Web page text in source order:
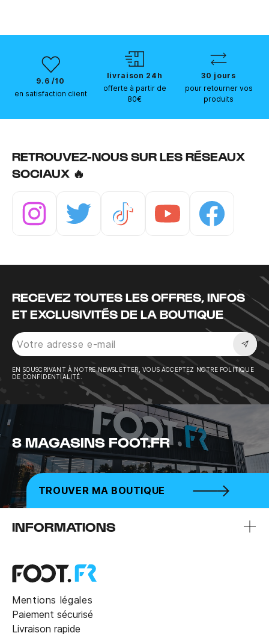
9.6 /10
en satisfaction client
livraison 24h
offerte à partir de
80€
30 jours
pour retourner vos
produits
RETROUVEZ-NOUS SUR LES RÉSEAUX
SOCIAUX 🔥
RECEVEZ TOUTES LES OFFRES, INFOS
ET EXCLUSIVITÉS DE LA BOUTIQUE
EN SOUSCRIVANT À NOTRE NEWSLETTER, VOUS ACCEPTEZ NOTRE POLITIQUE
DE CONFIDENTIALITÉ.
8 MAGASINS FOOT.FR
TROUVER MA BOUTIQUE
INFORMATIONS
Mentions légales
Paiement sécurisé
Livraison rapide